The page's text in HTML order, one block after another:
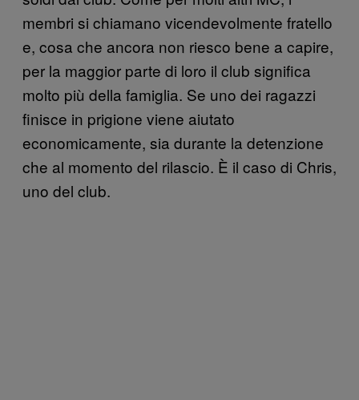
membri si chiamano vicendevolmente fratello
e, cosa che ancora non riesco bene a capire,
per la maggior parte di loro il club significa
molto più della famiglia. Se uno dei ragazzi
finisce in prigione viene aiutato
economicamente, sia durante la detenzione
che al momento del rilascio. È il caso di Chris,
uno del club.